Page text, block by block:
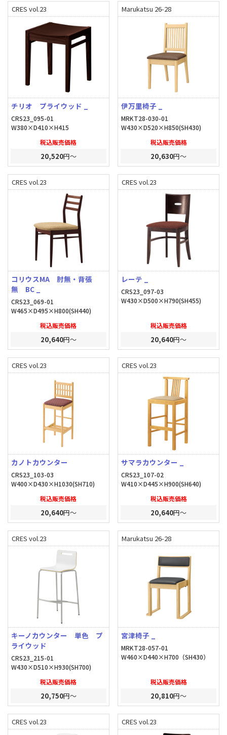
CRES vol.23
チリオ プライウッド _
CRS23_095-01
W380×D410×H415
税込販売価格
20,520円～
Marukatsu 26-28
伊万里椅子 _
MRKT28-030-01
W430×D520×H850(SH430)
税込販売価格
20,630円～
CRES vol.23
コリウスMA 肘無・背張
無 BC _
CRS23_069-01
W465×D495×H800(SH440)
税込販売価格
20,640円～
CRES vol.23
レーテ _
CRS23_097-03
W430×D500×H790(SH455)
税込販売価格
20,640円～
CRES vol.23
カノトカウンター
CRS23_103-03
W400×D430×H1030(SH710)
税込販売価格
20,640円～
CRES vol.23
サマラカウンター _
CRS23_107-02
W410×D445×H900(SH640)
税込販売価格
20,640円～
CRES vol.23
キーノカウンター 単色 プ
ライウッド
CRS23_215-01
W430×D510×H930(SH700)
税込販売価格
20,750円～
Marukatsu 26-28
宮津椅子 _
MRKT28-057-01
W460×D440×H700（SH430）
税込販売価格
20,810円～
CRES vol.23 CRES vol.23